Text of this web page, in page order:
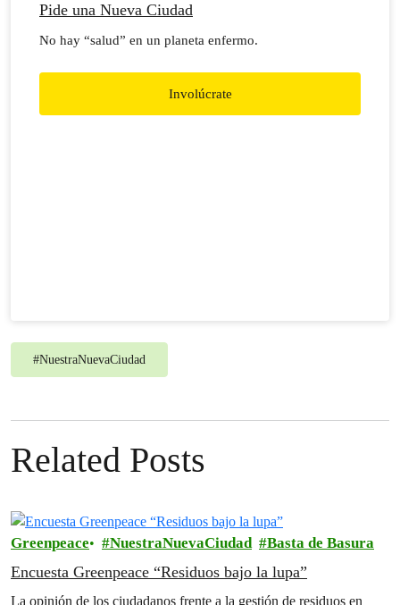
Pide una Nueva Ciudad
No hay “salud” en un planeta enfermo.
Involúcrate
#NuestraNuevaCiudad
Related Posts
Greenpeace NuestraNuevaCiudad Basta de Basura
Encuesta Greenpeace “Residuos bajo la lupa”
La opinión de los ciudadanos frente a la gestión de residuos en